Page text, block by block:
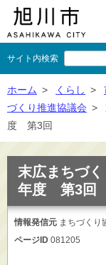
サイト内検索
ホーム > くらし >
づくり推進協議会 >
度 第3回
末広まちづ
年度 第3回
情報発信元 まちづくり
ページID 081205